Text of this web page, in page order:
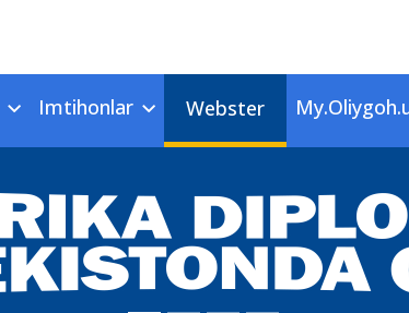
Imtihonlar Webster